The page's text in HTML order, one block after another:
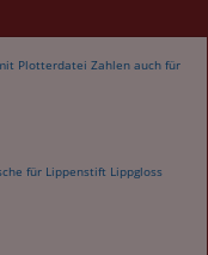
Plotterdatei Zahlen auch für
für Lippenstift Lippgloss